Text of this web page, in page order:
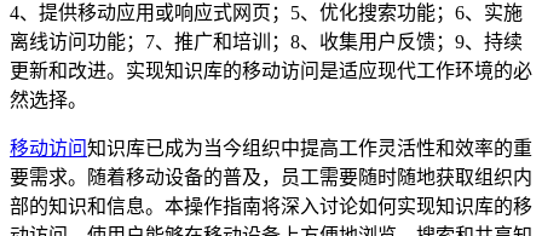
4、提供移动应用或响应式网页；5、优化搜索功能；6、实施
离线访问功能；7、推广和培训；8、收集用户反馈；9、持续
更新和改进。实现知识库的移动访问是适应现代工作环境的必
然选择。
移动访问知识库已成为当今组织中提高工作灵活性和效率的重
要需求。随着移动设备的普及，员工需要随时随地获取组织内
部的知识和信息。本操作指南将深入讨论如何实现知识库的移